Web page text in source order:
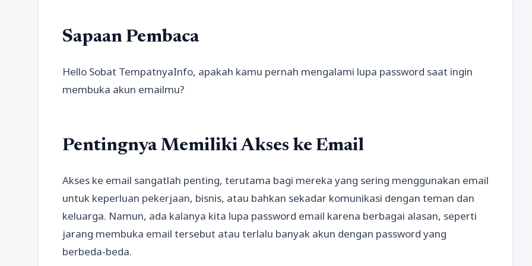
Sapaan Pembaca
Hello Sobat TempatnyaInfo, apakah kamu pernah mengalami lupa password saat ingin
membuka akun emailmu?
Pentingnya Memiliki Akses ke Email
Akses ke email sangatlah penting, terutama bagi mereka yang sering menggunakan email
untuk keperluan pekerjaan, bisnis, atau bahkan sekadar komunikasi dengan teman dan
keluarga. Namun, ada kalanya kita lupa password email karena berbagai alasan, seperti
jarang membuka email tersebut atau terlalu banyak akun dengan password yang
berbeda-beda.